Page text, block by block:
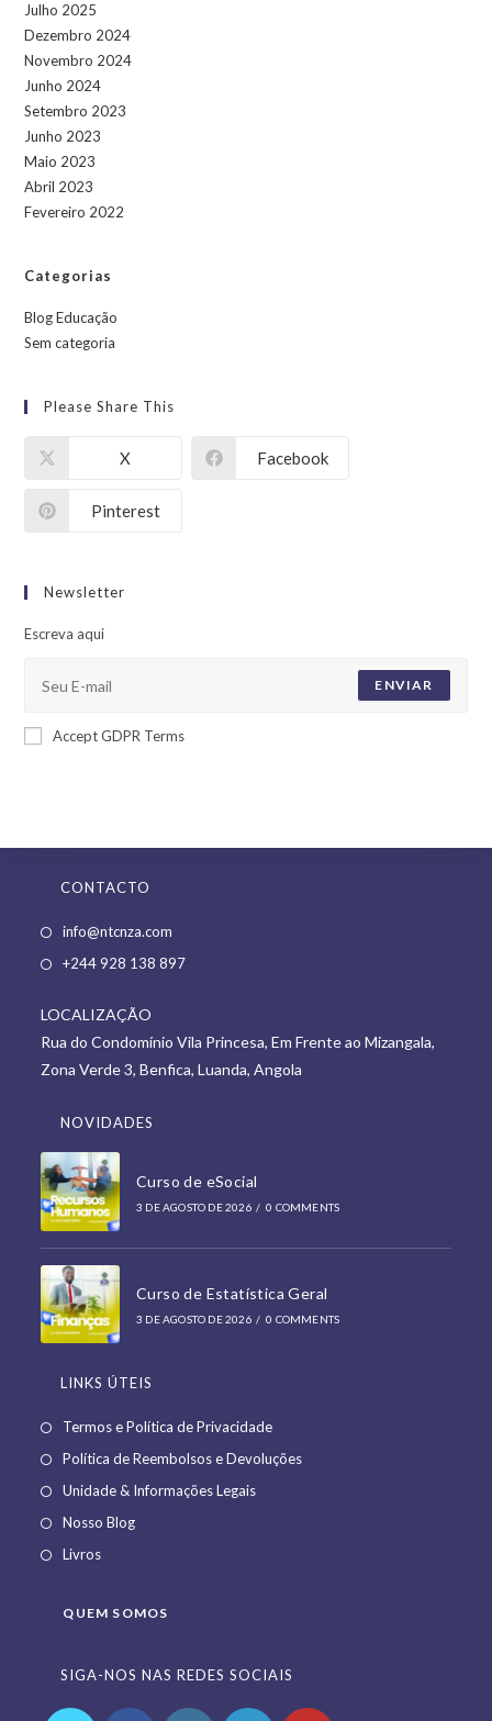
Julho 2025
Dezembro 2024
Novembro 2024
Junho 2024
Setembro 2023
Junho 2023
Maio 2023
Abril 2023
Fevereiro 2022
Categorias
Blog Educação
Sem categoria
Please Share This
X Facebook
Pinterest
Newsletter
Escreva aqui
ENVIAR
Accept GDPR Terms
CONTACTO
info@ntcnza.com
in
tab
+244 928 138 897Opens
new
tab
LOCALIZAÇÃO
Rua do Condomínio Vila Princesa, Em Frente ao Mizangala,
Zona Verde 3, Benfica, Luanda, Angola
NOVIDADES
Curso de eSocial
3 DE AGOSTO DE 2026 / 0 COMMENTS
Curso de Estatística Geral
3 DE AGOSTO DE 2026 / 0 COMMENTS
LINKS ÚTEIS
Termos e Política de PrivacidadeOpens
in
Política de Reembolsos e DevoluçõesOpens
Unidade & Informações LegaisOpens
Nosso BlogOpens
LivrosOpens
a
QUEM SOMOS
SIGA-NOS NAS REDES SOCIAIS